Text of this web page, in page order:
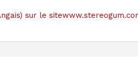
sur le